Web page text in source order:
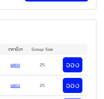
ราคาอื่นๆ Group Size
แสดง 25 จอง
แสดง 25 จอง